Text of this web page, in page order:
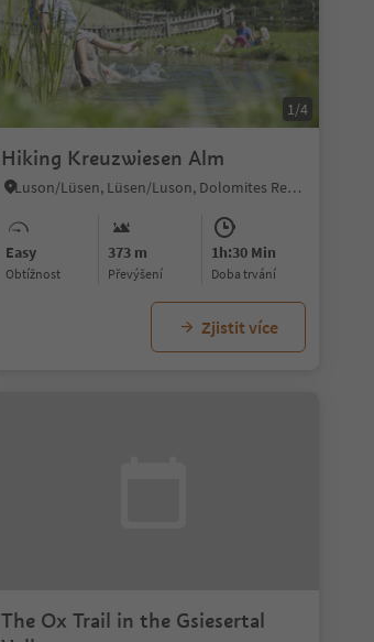
1/4
Hiking Kreuzwiesen Alm
Luson/Lüsen, Lüsen/Luson, Dolomites Region Lüsen Villnöss
Easy
Obtížnost
373 m
Převýšení
1h:30 Min
doba trvání
Zjistit více
The Ox Trail in the Gsiesertal